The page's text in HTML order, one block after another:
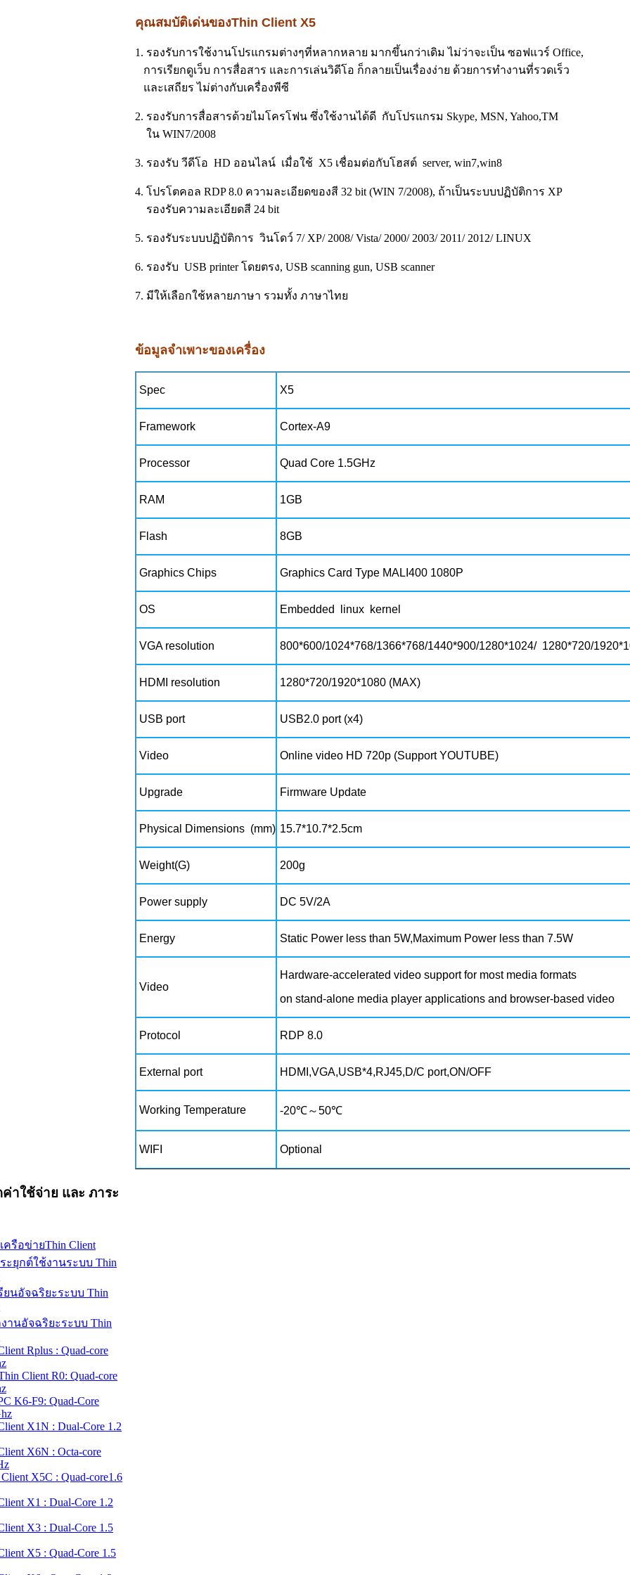
คุณสมบัติเด่นของThin Client X5
1. รองรับการใช้งานโปรแกรมต่างๆที่หลากหลาย มากขึ้นกว่าเดิม ไม่ว่าจะเป็น ซอฟแวร์ Office,
การเรียกดูเว็บ การสื่อสาร และการเล่นวิดีโอ ก็กลายเป็นเรื่องง่าย ด้วยการทำงานที่รวดเร็ว
และเสถียร ไม่ต่างกับเครื่องพีซี
2. รองรับการสื่อสารด้วยไมโครโฟน ซึ่งใช้งานได้ดี กับโปรแกรม Skype, MSN, Yahoo,TM
ใน WIN7/2008
3. รองรับ วีดีโอ HD ออนไลน์ เมื่อใช้ X5 เชื่อมต่อกับโฮสต์ server, win7,win8
4. โปรโตคอล RDP 8.0 ความละเอียดของสี 32 bit (WIN 7/2008), ถ้าเป็นระบบปฏิบัติการ XP
รองรับความละเอียดสี 24 bit
5. รองรับระบบปฏิบัติการ วินโดว์ 7/ XP/ 2008/ Vista/ 2000/ 2003/ 2011/ 2012/ LINUX
6. รองรับ USB printer โดยตรง, USB scanning gun, USB scanner
7. มีให้เลือกใช้หลายภาษา รวมทั้ง ภาษาไทย
ข้อมูลจำเพาะของเครื่อง
Spec X5
Framework Cortex-A9
Processor Quad Core 1.5GHz
RAM 1GB
Flash 8GB
Graphics Chips Graphics Card Type MALI400 1080P
OS Embedded linux kernel
VGA resolution 800*600/1024*768/1366*768/1440*900/1280*1024/ 1280*720/
HDMI resolution 1280*720/1920*1080 (MAX)
USB port USB2.0 port (x4)
Video Online video HD 720p (Support YOUTUBE)
Upgrade Firmware Update
Physical Dimensions (mm) 15.7*10.7*2.5cm
Weight(G) 200g
Power supply DC 5V/2A
Energy Static Power less than 5W,Maximum Power less than 7.5W
Video
Hardware-accelerated video support for most media formats
on stand-alone media player applications and browser-based video
Protocol RDP 8.0
External port HDMI,VGA,USB*4,RJ45,D/C port,ON/OFF
Working Temperature -20℃～50℃
WIFI Optional
าใช้จ่าย และ ภาระ
ครือข่ายThin Client
ะยุกต์ใช้งานระบบ Thin
ยนอัจฉริยะระบบ Thin
านอัจฉริยะระบบ Thin
Rplus : Quad-core
Client R0: Quad-core
K6-F9: Quad-Core
X1N : Dual-Core 1.2
X6N : Octa-core
X5C : Quad-core1.6
X1 : Dual-Core 1.2
X3 : Dual-Core 1.5
X5 : Quad-Core 1.5